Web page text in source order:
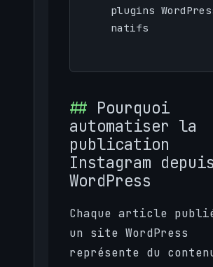
plugins
natifs
Pourquoi
automatiser la
publication
Instagram depuis
WordPress
Chaque article
un site WordPress
représente du